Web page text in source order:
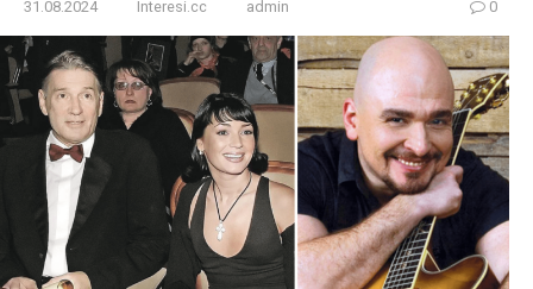
31.08.2024 Interesi.cc admin 0